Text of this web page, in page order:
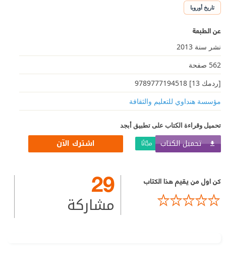
تاريخ أوروبا
عن الطبعة
نشر سنة 2013
562 صفحة
[ردمك 13] 9789777194518
مؤسسة هنداوي للتعليم والثقافة
تحميل وقراءة الكتاب على تطبيق أبجد
تحميل الكتاب مجّانًا اشترك الآن
كن اول من يقيم هذا الكتاب 29
مشاركة